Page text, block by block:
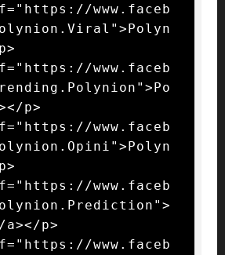
www.faceb
www.faceb
p>
www.faceb
www.faceb
p>
www.faceb